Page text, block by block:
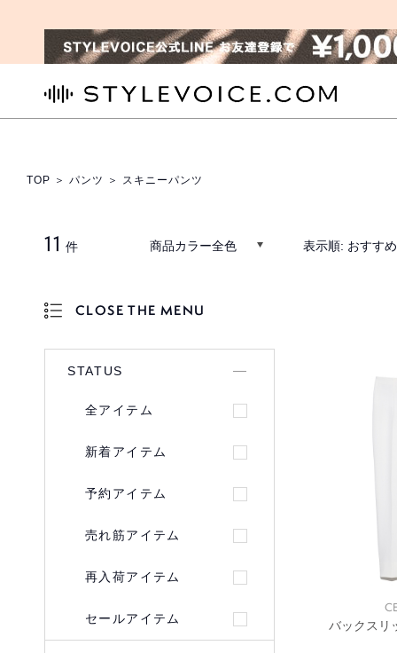
TOP ＞ パンツ ＞ スキニーパンツ
11 件 商品カラー全色 表示順: おすすめ
CLOSE THE MENU
STATUS
全アイテム
新着アイテム
予約アイテム
売れ筋アイテム
再入荷アイテム
セールアイテム
バックスリ